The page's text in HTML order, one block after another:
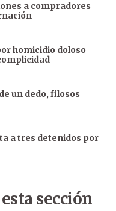
a compradores
homicidio doloso
un dedo, filosos
a tres detenidos por
sección